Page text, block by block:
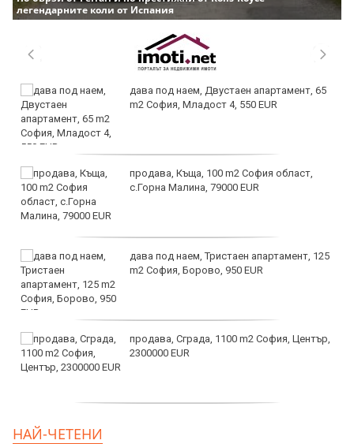
легендарните коли от Испания
дава под наем, Двустаен апартамент, 65
m2 София, Младост 4, 550 EUR
продава, Къща, 100 m2 София област,
с.Горна Малина, 79000 EUR
дава под наем, Тристаен апартамент, 125
m2 София, Борово, 950 EUR
продава, Сграда, 1100 m2 София, Център,
2300000 EUR
НАЙ-ЧЕТЕНИ